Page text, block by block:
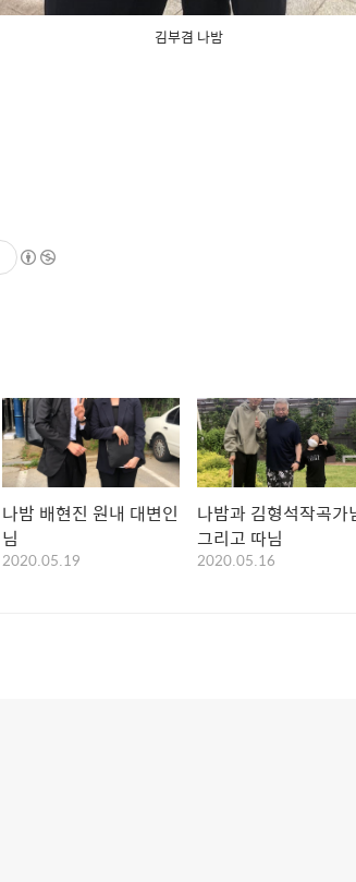
김부겸 나밤
나밤 배현진 원내 대변인
님
2020.05.19
나밤과 김형석작곡가
그리고 따님
2020.05.16